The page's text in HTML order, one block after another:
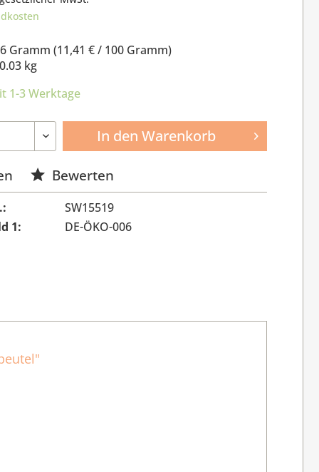
Gramm (11,41 €/ 100 Gramm)
0.03 kg
1-3 Werktage
In den Warenkorb
Bewerten
SW15519
1:
DE-ÖKO-006